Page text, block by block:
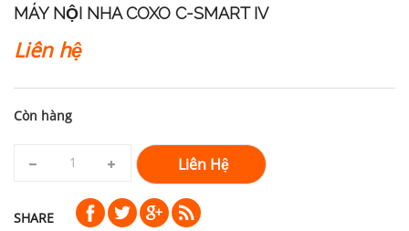
MÁY NỘI NHA COXO C-SMART IV
Liên hệ
Còn hàng
Liên Hệ
SHARE